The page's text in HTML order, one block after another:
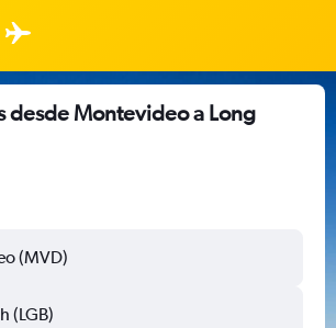
desde Montevideo a Long
(MVD)
(LGB)